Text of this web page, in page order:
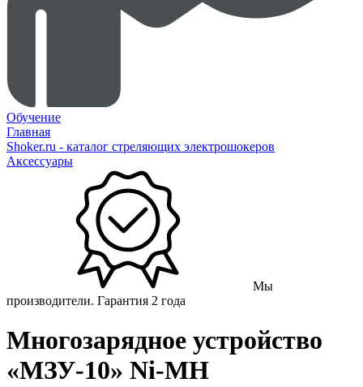
Обучение
Главная
Shoker.ru - каталог стреляющих электрошокеров
Аксессуары
Мы
производители. Гарантия 2 года
Многозарядное устройство
«МЗУ-10» Ni-MH